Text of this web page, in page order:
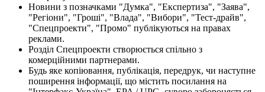
Новини з позначками "Думка", "Експертиза", "Заява",
"Регіони", "Гроші", "Влада", "Вибори", "Тест-драйв",
"Спецпроекти", "Промо" публікуються на правах
реклами.
Розділ Спецпроекти створюється спільно з
комерційними партнерами.
Будь яке копіювання, публікація, передрук, чи наступне
поширення інформації, що містить посилання на